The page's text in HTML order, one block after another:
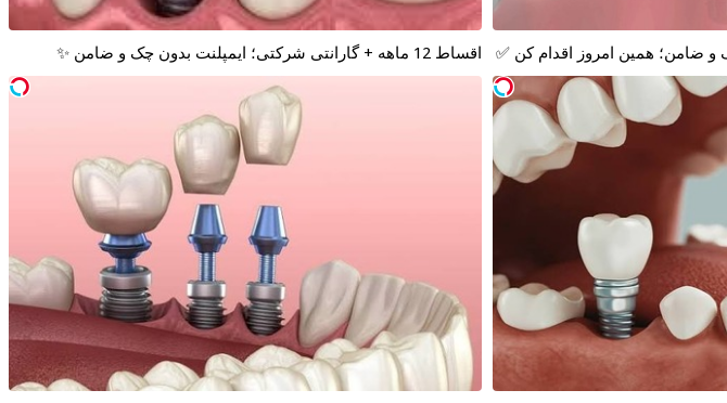
اقساط 12 ماهه + گارانتی شرکتی؛ ایمپلنت بدون چک و ضامن ✨